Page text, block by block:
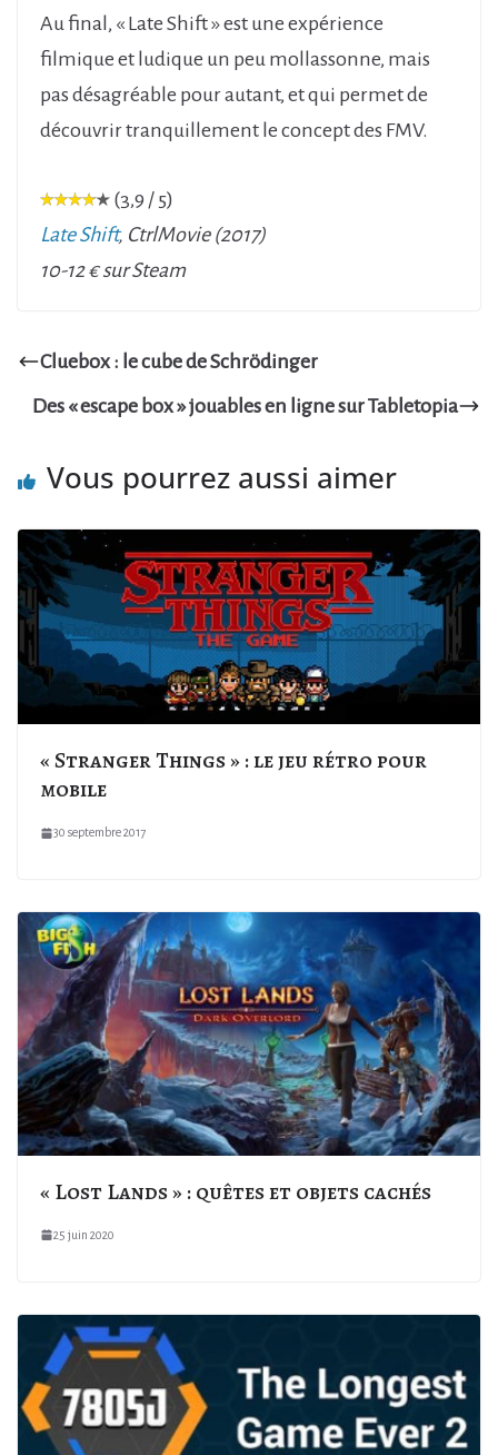
Au final, « Late Shift » est une expérience
filmique et ludique un peu mollassonne, mais
pas désagréable pour autant, et qui permet de
découvrir tranquillement le concept des FMV.
(3,9 / 5)
Late Shift, CtrlMovie (2017)
10-12 € sur Steam
Cluebox : le cube de Schrödinger
Des « escape box » jouables en ligne sur Tabletopia
Vous pourrez aussi aimer
« Stranger Things » : le jeu rétro pour
mobile
30 septembre 2017
« Lost Lands » : quêtes et objets cachés
25 juin 2020